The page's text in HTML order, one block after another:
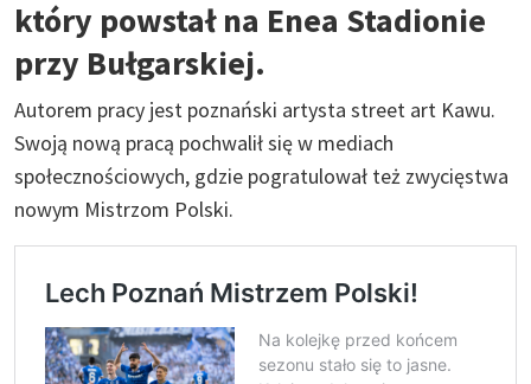
który powstał na Enea Stadionie
przy Bułgarskiej.
Autorem pracy jest poznański artysta street art Kawu.
Swoją nową pracą pochwalił się w mediach
społecznościowych, gdzie pogratulował też zwycięstwa
nowym Mistrzom Polski.